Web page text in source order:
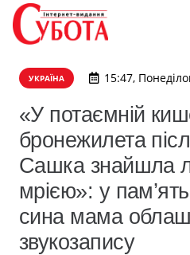
УКРАЇНА 15:47,
«У потаємній
бронежилета
Сашка знайшла
мрією»: у
сина мама
звукозапису